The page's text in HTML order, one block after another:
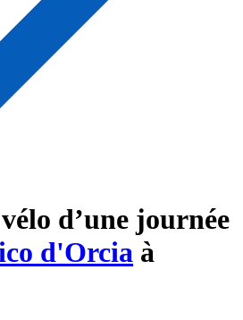
d’une journée
d'Orcia à